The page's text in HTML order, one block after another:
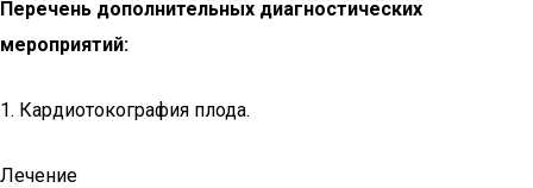
Перечень дополнительных диагностических
мероприятий:
1. Кардиотокография плода.
Лечение